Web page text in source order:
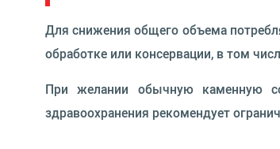
Для снижения общего объема
обработке или консервации, в том
При желании обычную каменную
здравоохранения рекомендует